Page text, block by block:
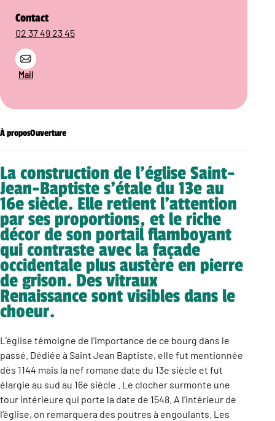
Contact
02 37 49 23 45
Mail
À proposOuverture
La construction de l’église Saint-
Jean-Baptiste s’étale du 13e au
16e siècle. Elle retient l’attention
par ses proportions, et le riche
décor de son portail flamboyant
qui contraste avec la façade
occidentale plus austère en pierre
de grison. Des vitraux
Renaissance sont visibles dans le
choeur.
L’église témoigne de l’importance de ce bourg dans le
passé. Dédiée à Saint Jean Baptiste, elle fut mentionnée
dès 1144 mais la nef romane date du 13e siècle et fut
élargie au sud au 16e siècle . Le clocher surmonte une
tour intérieure qui porte la date de 1548. A l’intérieur de
l’église, on remarquera des poutres à engoulants. Les